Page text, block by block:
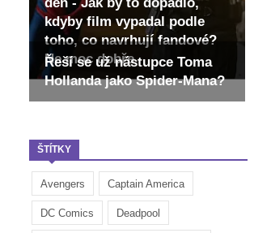
kdyby film vypadal podle
toho, co navrhují fandové?
Ne moc dobře
Řeší se už nástupce Toma
Hollanda jako Spider-Mana?
ŠTÍTKY
Avengers Captain America
DC Comics Deadpool